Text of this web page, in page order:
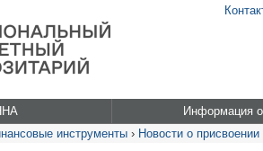
Информация
инструменты › Новости о